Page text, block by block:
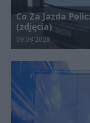
Co Za Jazda
(zdjęcia)
Data dodania galerii:
09.08.2026